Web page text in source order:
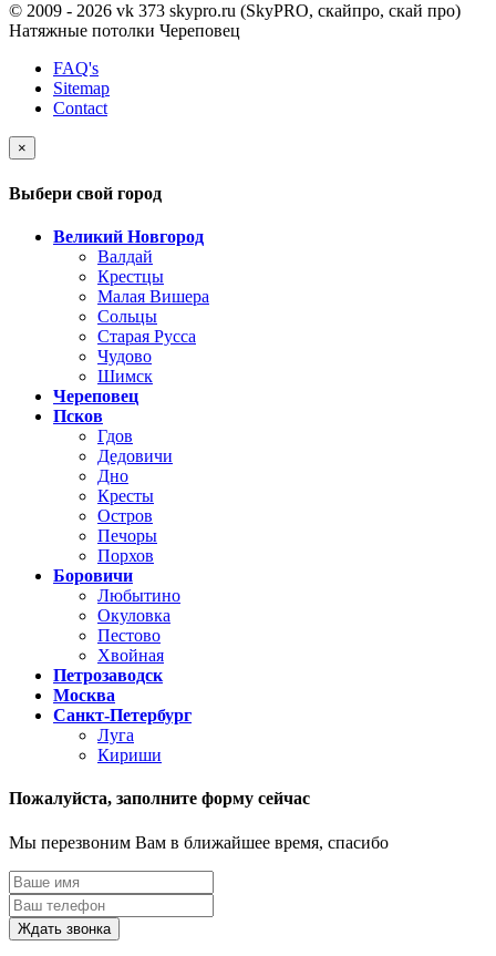
© 2009 - 2026 vk 373 skypro.ru (SkyPRO, скайпро, скай про)
Натяжные потолки Череповец
FAQ's
Sitemap
Contact
×
Выбери свой город
Великий Новгород
Валдай
Крестцы
Малая Вишера
Сольцы
Старая Русса
Чудово
Шимск
Череповец
Псков
Гдов
Дедовичи
Дно
Кресты
Остров
Печоры
Порхов
Боровичи
Любытино
Окуловка
Пестово
Хвойная
Петрозаводск
Москва
Санкт-Петербург
Луга
Кириши
Пожалуйста, заполните форму сейчас
Мы перезвоним Вам в ближайшее время, спасибо